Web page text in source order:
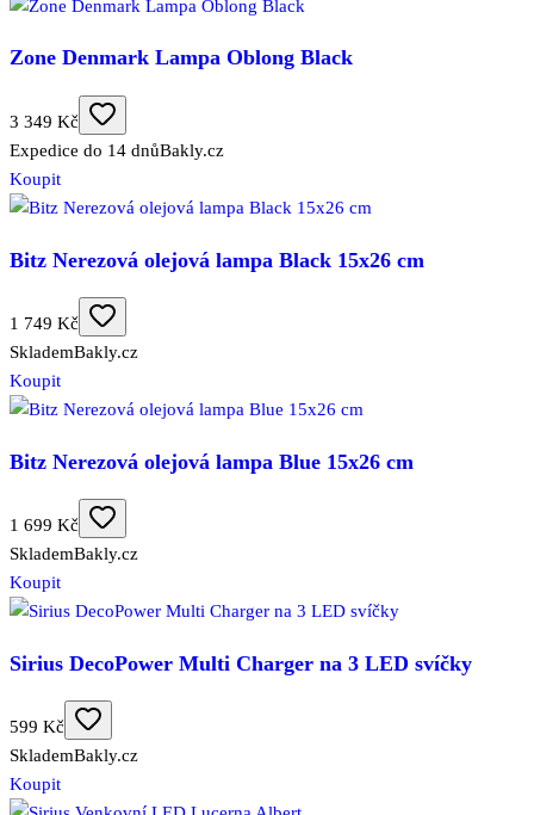
Zone Denmark Lampa Oblong Black
3 349 Kč
Expedice do 14 dnůBakly.cz
Koupit
Bitz Nerezová olejová lampa Black 15x26 cm
1 749 Kč
SklademBakly.cz
Koupit
Bitz Nerezová olejová lampa Blue 15x26 cm
1 699 Kč
SklademBakly.cz
Koupit
Sirius DecoPower Multi Charger na 3 LED svíčky
599 Kč
SklademBakly.cz
Koupit